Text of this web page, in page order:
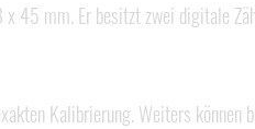
x 45 mm. Er besitzt zwei digitale
Kalibrierung. Weiters